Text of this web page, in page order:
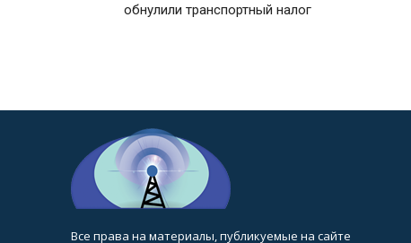
обнулили транспортный налог
Все права на материалы, публикуемые на сайте